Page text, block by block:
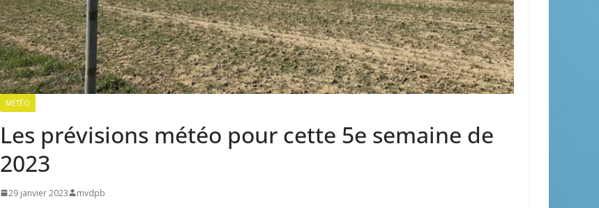
MÉTÉO
Les prévisions météo pour cette 5e semaine de
2023
29 janvier 2023 mvdpb